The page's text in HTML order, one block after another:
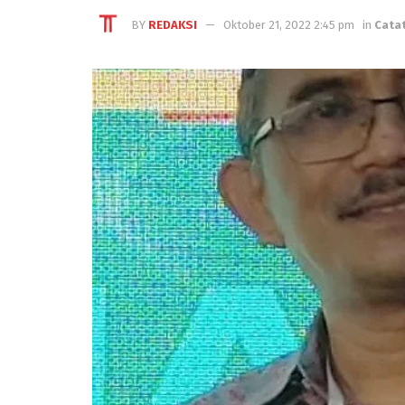
BY REDAKSI Oktober 21, 2022 2:45 pm in